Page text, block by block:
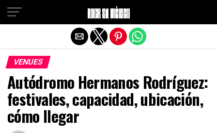
VENUES
Autódromo Hermanos Rodríguez:
festivales, capacidad, ubicación,
cómo llegar
Salir de la versión móvil